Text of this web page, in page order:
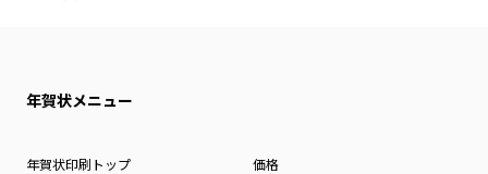
年賀状メニュー
年賀状印刷トップ 価格